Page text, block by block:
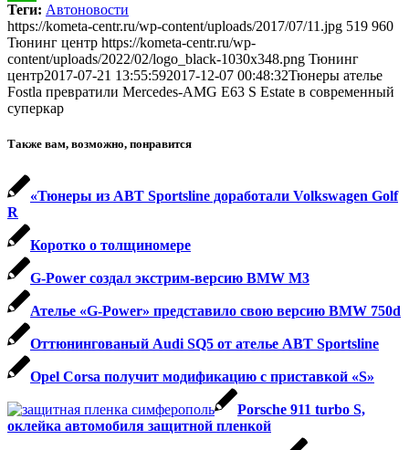
WhatsApp
Теги: Автоновости
https://kometa-centr.ru/wp-content/uploads/2017/07/11.jpg 519 960
Тюнинг центр https://kometa-centr.ru/wp-
content/uploads/2022/02/logo_black-1030x348.png Тюнинг
центр2017-07-21 13:55:592017-12-07 00:48:32Тюнеры ателье
Fostla превратили Mercedes-AMG E63 S Estate в современный
суперкар
Также вам, возможно, понравится
«Тюнеры из ABT Sportsline доработали Volkswagen Golf
R
Коротко о толщиномере
G-Power создал экстрим-версию BMW M3
Ателье «G-Power» представило свою версию BMW 750d
Оттюнингованый Audi SQ5 от ателье ABT Sportsline
Opel Corsa получит модификацию с приставкой «S»
Porsche 911 turbo S,
оклейка автомобиля защитной пленкой